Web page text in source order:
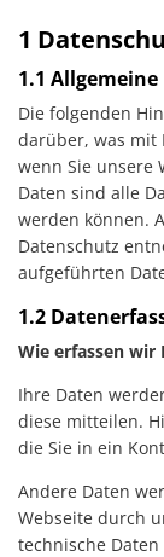
1
1.1
Die folgenden
darüber, was mit
wenn Sie unsere
Daten sind alle
werden können.
Datenschutz
aufgeführten
1.2
Wie erfassen wir
Ihre Daten
diese mitteilen.
die Sie in ein
Andere Daten
Webseite durch
technische